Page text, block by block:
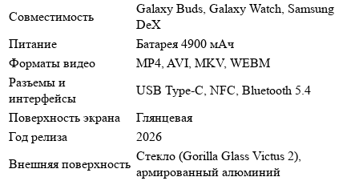
Совместимость
Galaxy Buds, Galaxy Watch, Samsung
DeX
Питание
Батарея 4900 мАч
Форматы видео
MP4, AVI, MKV, WEBM
Разъемы и
интерфейсы
USB Type-C, NFC, Bluetooth 5.4
Поверхность экрана
Глянцевая
Год релиза
2026
Внешняя поверхность
Стекло (Gorilla Glass Victus 2),
армированный алюминий